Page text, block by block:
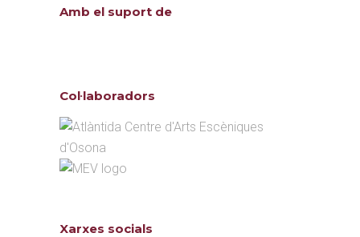
Amb el suport de
Col·laboradors
Xarxes socials